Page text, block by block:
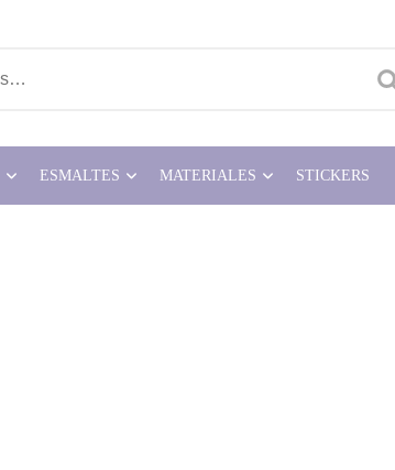
ESMALTES MATERIALES STICKERS